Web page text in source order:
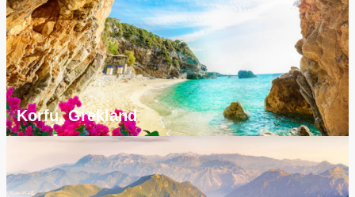
Korfu, Grekland